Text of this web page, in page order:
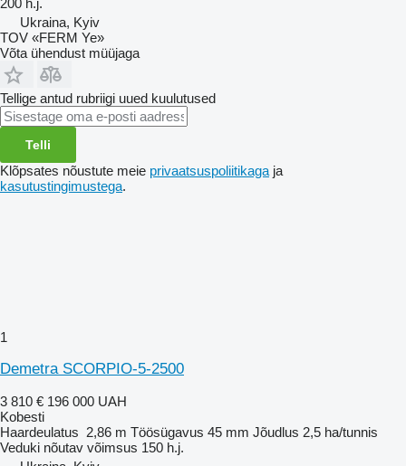
200 h.j.
Ukraina, Kyiv
TOV «FERM Ye»
Võta ühendust müüjaga
Tellige antud rubriigi uued kuulutused
Telli
Klõpsates nõustute meie privaatsuspoliitikaga ja
kasutustingimustega.
1
Demetra SCORPIO-5-2500
3 810 € 196 000 UAH
Kobesti
Haardeulatus 2,86 m Töösügavus 45 mm Jõudlus 2,5 ha/tunnis
Veduki nõutav võimsus 150 h.j.